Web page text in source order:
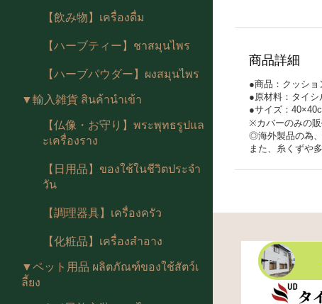
【飲み物】เครื่องดื่ม
【ハーブティー】ชาสมุนไพร
【ハーブパウダー】ผงสมุนไพร
▼輸入雑貨 สินค้านำเข้า
【仏像・お守り】พระพุทธรูปแล
ะเครื่องราง
【日用品】ของใช้ในชีวิตประจำ
วัน
【調理器具】เครื่องครัว
【化粧品】เครื่องสำอาง
▼ペット用品 ผลิตภัณฑ์ของใช้สัตว์เ
ลี้ยง
商品詳細
●商品：クッショ
●原材料：タイシ
●サイズ：
※カバーのみの販
◎海外製品の為
また、糸くずや